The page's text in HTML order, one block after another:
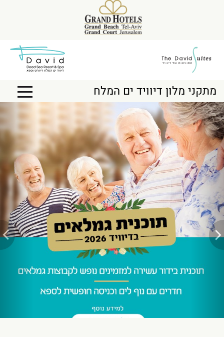
Previous
Toggle
מתקני מלון דיוויד ים המלח